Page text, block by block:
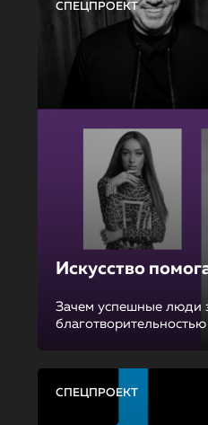
СПЕЦПРОЕКТ
Искусство
Зачем успешные люди
благотворительностью
СПЕЦПРОЕКТ